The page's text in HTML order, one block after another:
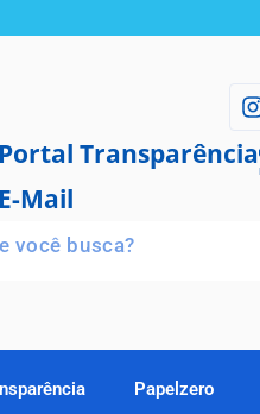
Portal Transparência
E-Mail
Papelzero